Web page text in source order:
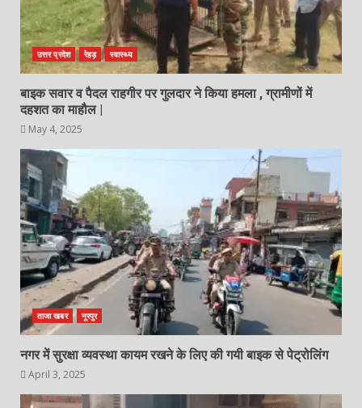
उत्तर प्रदेश रेहड़ स्वास्थ्य
बाइक सवार व पैदल राहगीर पर गुलदार ने किया हमला , ग्रामीणों में
दहशत का माहौल |
May 4, 2025
ताजा खबर नूरपुर
नगर में सुरक्षा व्यवस्था कायम रखने के लिए की गयी बाइक से पेट्रोलिंग
April 3, 2025